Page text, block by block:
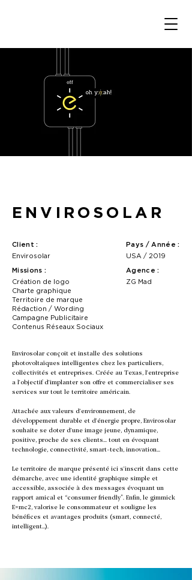
ENVIROSOLAR
Client :
Envirosolar
Missions :
Création de logo
Charte graphique
Territoire de marque
Rédaction / Wording
Campagne Publicitaire
Contenus Réseaux Sociaux
Pays / Année :
USA / 2019
Agence :
ZG Mad
Envirosolar conçoit et installe des solutions
photovoltaïques intelligentes chez les particuliers,
collectivités et entreprises. Créée au Texas, l'entreprise
a l'objectif d'implanter son offre et commercialiser ses
services sur tout le territoire américain.
Attachée aux valeurs d'environnement, de
développement durable et d'énergie propre, Envirosolar
souhaite se doter d'une image jeune, dynamique,
positive, proche de ses clients... tout en évoquant
technologie, connectivité, smart-tech, innovation...
Le territoire de marque présenté ici s'inscrit dans cette
démarche, avec une identité graphique simple et
accessible, associée à des messages évoquant un
rapport amical et “consumer friendly”. Enfin, le gimmick
E=mc2, valorise le consommateur et souligne les
bénéfices et avantages produits (smart, connecté,
intelligent...).